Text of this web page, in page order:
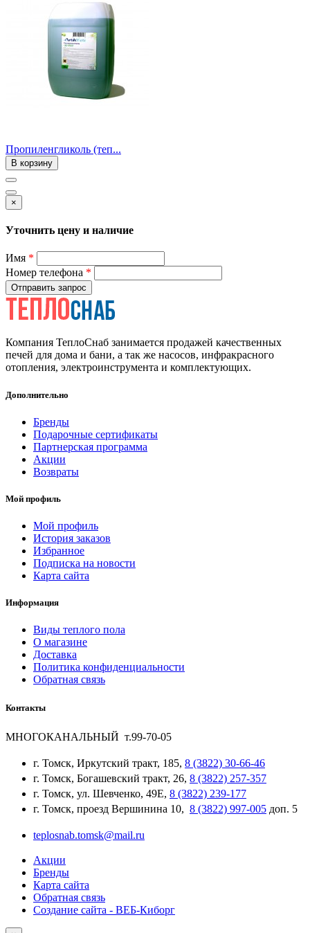
Пропиленгликоль (теп...
В корзину
×
Уточнить цену и наличие
Имя *
Номер телефона *
Отправить запрос
Компания ТеплоСнаб занимается продажей качественных
печей для дома и бани, а так же насосов, инфракрасного
отопления, электроинструмента и комплектующих.
Дополнительно
Бренды
Подарочные сертификаты
Партнерская программа
Акции
Возвраты
Мой профиль
Мой профиль
История заказов
Избранное
Подписка на новости
Карта сайта
Информация
Виды теплого пола
О магазине
Доставка
Политика конфиденциальности
Обратная связь
Контакты
МНОГОКАНАЛЬНЫЙ т.99-70-05
г. Томск, Иркутский тракт, 185, 8 (3822) 30-66-46
г. Томск, Богашевский тракт, 26, 8 (3822) 257-357
г. Томск, ул. Шевченко, 49Е, 8 (3822) 239-177
г. Томск, проезд Вершинина 10, 8 (3822) 997-005 доп. 5
teplosnab.tomsk@mail.ru
Акции
Бренды
Карта сайта
Обратная связь
Создание сайта - ВЕБ-Киборг